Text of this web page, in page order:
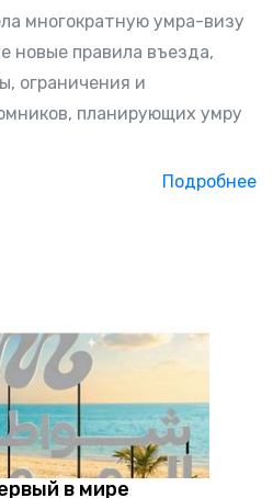
многократную умра-визу
новые правила въезда,
ограничения и
планирующих умру
Подробнее
в мире